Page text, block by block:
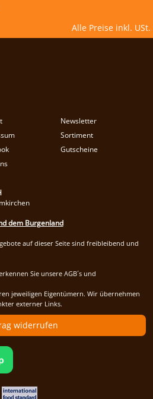
Alle Preise inkl. USt.
Newsletter
Sortiment
Gutscheine
dem Burgenland
auf dieser Seite sind freibleibend und
Sie unsere AGB´s und
jeweiligen Eigentümern. Wir übernehmen
externer Links.
widerrufen